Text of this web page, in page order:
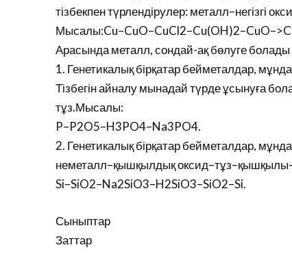
тізбекпен түрлендірулер: металл–негізгі
Арасында металл, сондай-ақ бөлуге болады
1. Генетикалық бірқатар бейметалдар,
Тізбегін айналу мынадай түрде ұсынуға
тұз.Мысалы:
P–P2O5–H3PO4–Na3PO4.
2. Генетикалық бірқатар бейметалдар,
неметалл–қышқылдық
Si–SiO2–Na2SiO3–H2SiO3–SiO2–Si.
Сыныптар
Заттар